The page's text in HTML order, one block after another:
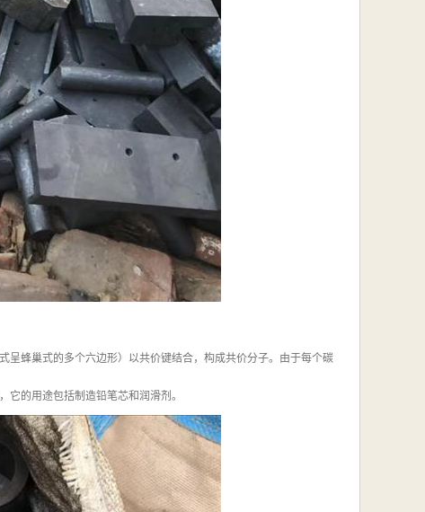
呈蜂巢式的多个六边形）以共价键结合，构成共价分子。由于每个碳
的用途包括制造铅笔芯和润滑剂。